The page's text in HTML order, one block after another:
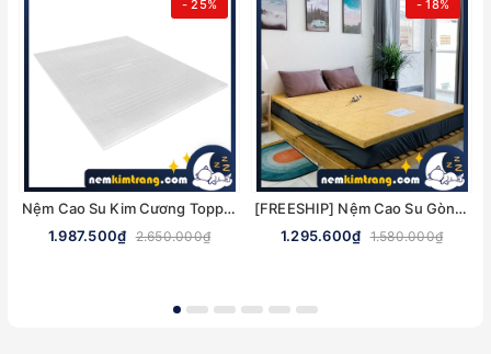
- 25%
Nệm Cao Su Kim Cương Topper - NHIỀU KÍCH THƯỚC, CHÍNH HÃNG
1.987.500₫ 2.650.000₫
- 18%
[FREESHIP] Nệm Cao Su Gòn Ép Gấp 3 Ultra Care Vạn Thành - CHÍNH HÃNG, BẢO HÀNH 5 NĂM
1.295.600₫ 1.580.000₫